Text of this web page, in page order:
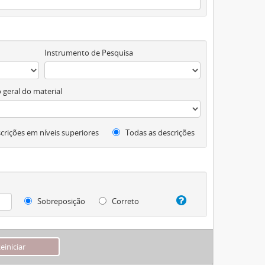
Instrumento de Pesquisa
geral do material
em níveis superiores Todas as descrições
Sobreposição Correto